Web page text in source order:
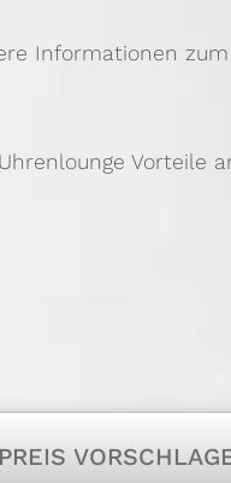
Informationen
Vorteile
PREIS